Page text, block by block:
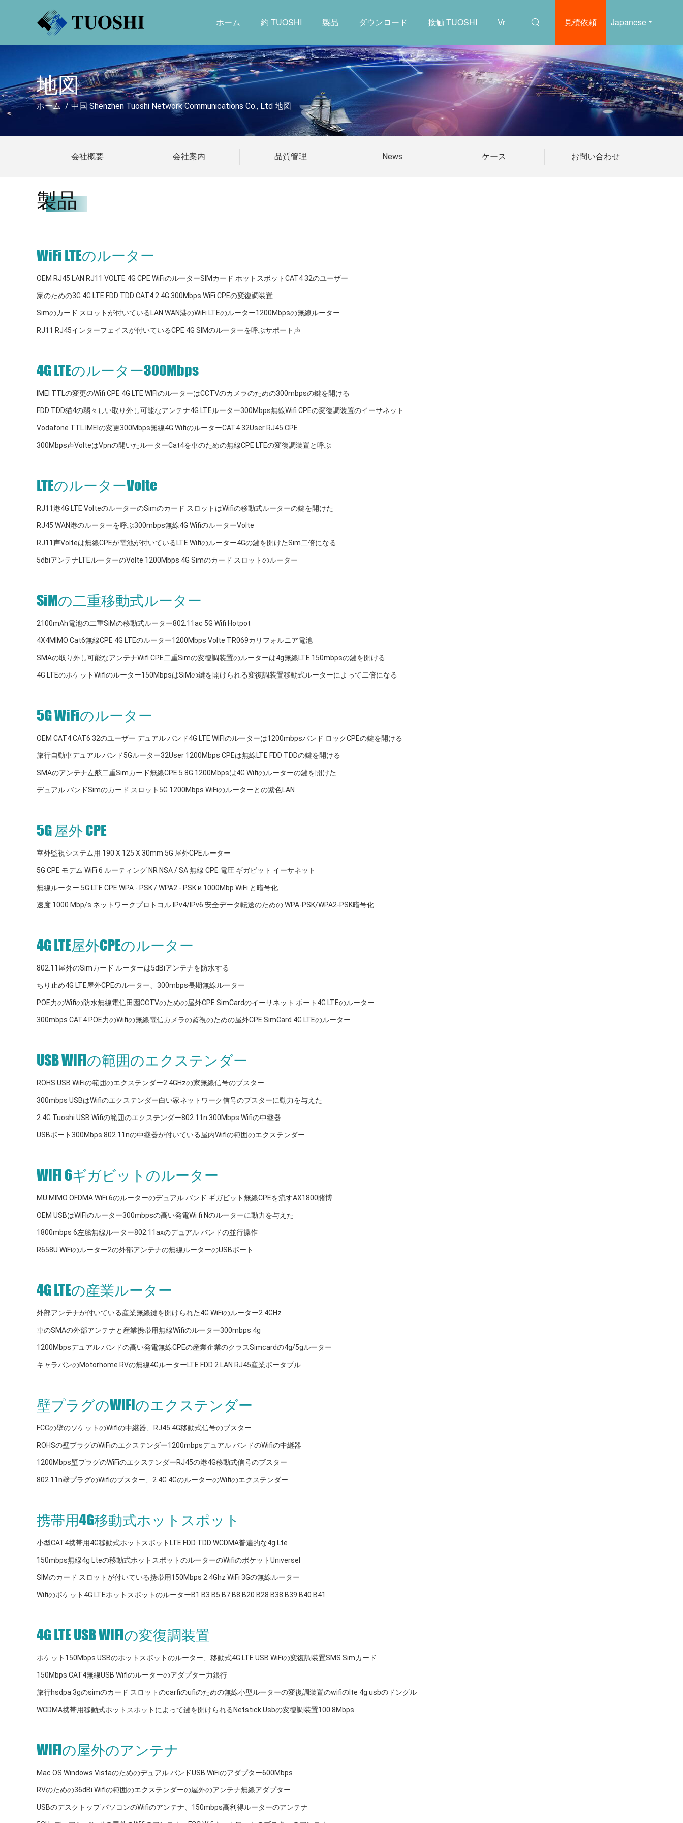
Japanese
見積依頼
ホーム 約 TUOSHI 製品 ダウンロード 接触 TUOSHI Vr
地図
ホーム / 中国 Shenzhen Tuoshi Network Communications Co., Ltd 地図
会社概要 会社案内 品質管理 News ケース お問い合わせ
製品
WiFi LTEのルーター
OEM RJ45 LAN RJ11 VOLTE 4G CPE WiFiのルーターSIMカード ホットスポットCAT4 32のユーザー
家のための3G 4G LTE FDD TDD CAT4 2.4G 300Mbps WiFi CPEの変復調装置
Simのカード スロットが付いているLAN WAN港のWiFi LTEのルーター1200Mbpsの無線ルーター
RJ11 RJ45インターフェイスが付いているCPE 4G SIMのルーターを呼ぶサポート声
4G LTEのルーター300Mbps
IMEI TTLの変更のWifi CPE 4G LTE WIFIのルーターはCCTVのカメラのための300mbpsの鍵を開ける
FDD TDD猫4の弱々しい取り外し可能なアンテナ4G LTEルーター300Mbps無線Wifi CPEの変復調装置のイーサネット
Vodafone TTL IMEIの変更300Mbps無線4G WifiのルーターCAT4 32User RJ45 CPE
300Mbps声VolteはVpnの開いたルーターCat4を車のための無線CPE LTEの変復調装置と呼ぶ
LTEのルーターVolte
RJ11港4G LTE VolteのルーターのSimのカード スロットはWifiの移動式ルーターの鍵を開けた
RJ45 WAN港のルーターを呼ぶ300mbps無線4G WifiのルーターVolte
RJ11声Volteは無線CPEが電池が付いているLTE Wifiのルーター4Gの鍵を開けたSim二倍になる
5dbiアンテナLTEルーターのVolte 1200Mbps 4G Simのカード スロットのルーター
SiMの二重移動式ルーター
2100mAh電池の二重SiMの移動式ルーター802.11ac 5G Wifi Hotpot
4X4MIMO Cat6無線CPE 4G LTEのルーター1200Mbps Volte TR069カリフォルニア電池
SMAの取り外し可能なアンテナWifi CPE二重Simの変復調装置のルーターは4g無線LTE 150mbpsの鍵を開ける
4G LTEのポケットWifiのルーター150MbpsはSiMの鍵を開けられる変復調装置移動式ルーターによって二倍になる
5G WiFiのルーター
OEM CAT4 CAT6 32のユーザー デュアル バンド4G LTE WIFIのルーターは1200mbpsバンド ロックCPEの鍵を開ける
旅行自動車デュアル バンド5Gルーター32User 1200Mbps CPEは無線LTE FDD TDDの鍵を開ける
SMAのアンテナ左舷二重Simカード無線CPE 5.8G 1200Mbpsは4G Wifiのルーターの鍵を開けた
デュアル バンドSimのカード スロット5G 1200Mbps WiFiのルーターとの紫色LAN
5G 屋外 CPE
室外監視システム用 190 X 125 X 30mm 5G 屋外CPEルーター
5G CPE モデム WiFi 6 ルーティング NR NSA / SA 無線 CPE 電圧 ギガビット イーサネット
無線ルーター 5G LTE CPE WPA - PSK / WPA2 - PSK и 1000Mbp WiFi と暗号化
速度 1000 Mbp/s ネットワークプロトコル IPv4/IPv6 安全データ転送のための WPA-PSK/WPA2-PSK暗号化
4G LTE屋外CPEのルーター
802.11屋外のSimカード ルーターは5dBiアンテナを防水する
ちり止め4G LTE屋外CPEのルーター、300mbps長期無線ルーター
POE力のWifiの防水無線電信田園CCTVのための屋外CPE SimCardのイーサネット ポート4G LTEのルーター
300mbps CAT4 POE力のWifiの無線電信カメラの監視のための屋外CPE SimCard 4G LTEのルーター
USB WiFiの範囲のエクステンダー
ROHS USB WiFiの範囲のエクステンダー2.4GHzの家無線信号のブスター
300mbps USBはWifiのエクステンダー白い家ネットワーク信号のブスターに動力を与えた
2.4G Tuoshi USB Wifiの範囲のエクステンダー802.11n 300Mbps Wifiの中継器
USBポート300Mbps 802.11nの中継器が付いている屋内Wifiの範囲のエクステンダー
WiFi 6ギガビットのルーター
MU MIMO OFDMA WiFi 6のルーターのデュアル バンド ギガビット無線CPEを流すAX1800賭博
OEM USBはWIFIのルーター300mbpsの高い発電Wi fi Nのルーターに動力を与えた
1800mbps 6左舷無線ルーター802.11axのデュアル バンドの並行操作
R658U WiFiのルーター2の外部アンテナの無線ルーターのUSBポート
4G LTEの産業ルーター
外部アンテナが付いている産業無線鍵を開けられた4G WiFiのルーター2.4GHz
車のSMAの外部アンテナと産業携帯用無線Wifiのルーター300mbps 4g
1200Mbpsデュアル バンドの高い発電無線CPEの産業企業のクラスSimcardの4g/5gルーター
キャラバンのMotorhome RVの無線4GルーターLTE FDD 2 LAN RJ45産業ポータブル
壁プラグのWiFiのエクステンダー
FCCの壁のソケットのWifiの中継器、RJ45 4G移動式信号のブスター
ROHSの壁プラグのWiFiのエクステンダー1200mbpsデュアル バンドのWifiの中継器
1200Mbps壁プラグのWiFiのエクステンダーRJ45の港4G移動式信号のブスター
802.11n壁プラグのWifiのブスター、2.4G 4GのルーターのWifiのエクステンダー
携帯用4G移動式ホットスポット
小型CAT4携帯用4G移動式ホットスポットLTE FDD TDD WCDMA普遍的な4g Lte
150mbps無線4g Lteの移動式ホットスポットのルーターのWifiのポケットUniversel
SIMのカード スロットが付いている携帯用150Mbps 2.4Ghz WiFi 3Gの無線ルーター
Wifiのポケット4G LTEホットスポットのルーターB1 B3 B5 B7 B8 B20 B28 B38 B39 B40 B41
4G LTE USB WiFiの変復調装置
ポケット150Mbps USBのホットスポットのルーター、移動式4G LTE USB WiFiの変復調装置SMS Simカード
150Mbps CAT4無線USB Wifiのルーターのアダプター力銀行
旅行hsdpa 3gのsimのカード スロットのcarfiのufiのための無線小型ルーターの変復調装置のwifiのlte 4g usbのドングル
WCDMA携帯用移動式ホットスポットによって鍵を開けられるNetstick Usbの変復調装置100.8Mbps
WiFiの屋外のアンテナ
Mac OS Windows Vistaのためのデュアル バンドUSB WiFiのアダプター600Mbps
RVのための36dBi Wifiの範囲のエクステンダーの屋外のアンテナ無線アダプター
USBのデスクトップ パソコンのWifiのアンテナ、150mbps高利得ルーターのアンテナ